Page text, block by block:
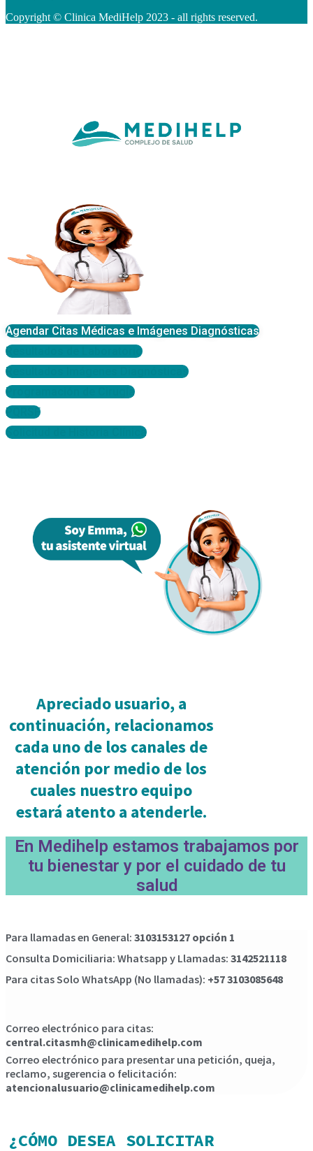
Copyright © Clinica MediHelp 2023 - all rights reserved.
Agendar Citas Médicas e Imágenes Diagnósticas
Resultados de Laboratorio
Resultados Imágenes Diagnósticas
Programación de Cirugía
PQRSF
Solicitud de Historia Clínica
Apreciado usuario, a
continuación, relacionamos
cada uno de los canales de
atención por medio de los
cuales nuestro equipo
estará atento a atenderle.
En Medihelp estamos trabajamos por
tu bienestar y por el cuidado de tu
salud
Para llamadas en General: 3103153127 opción 1
Consulta Domiciliaria: Whatsapp y Llamadas: 3142521118
Para citas Solo WhatsApp (No llamadas): +57 3103085648
Correo electrónico para citas:
central.citasmh@clinicamedihelp.com
Correo electrónico para presentar una petición, queja,
reclamo, sugerencia o felicitación:
atencionalusuario@clinicamedihelp.com
¿CÓMO DESEA SOLICITAR